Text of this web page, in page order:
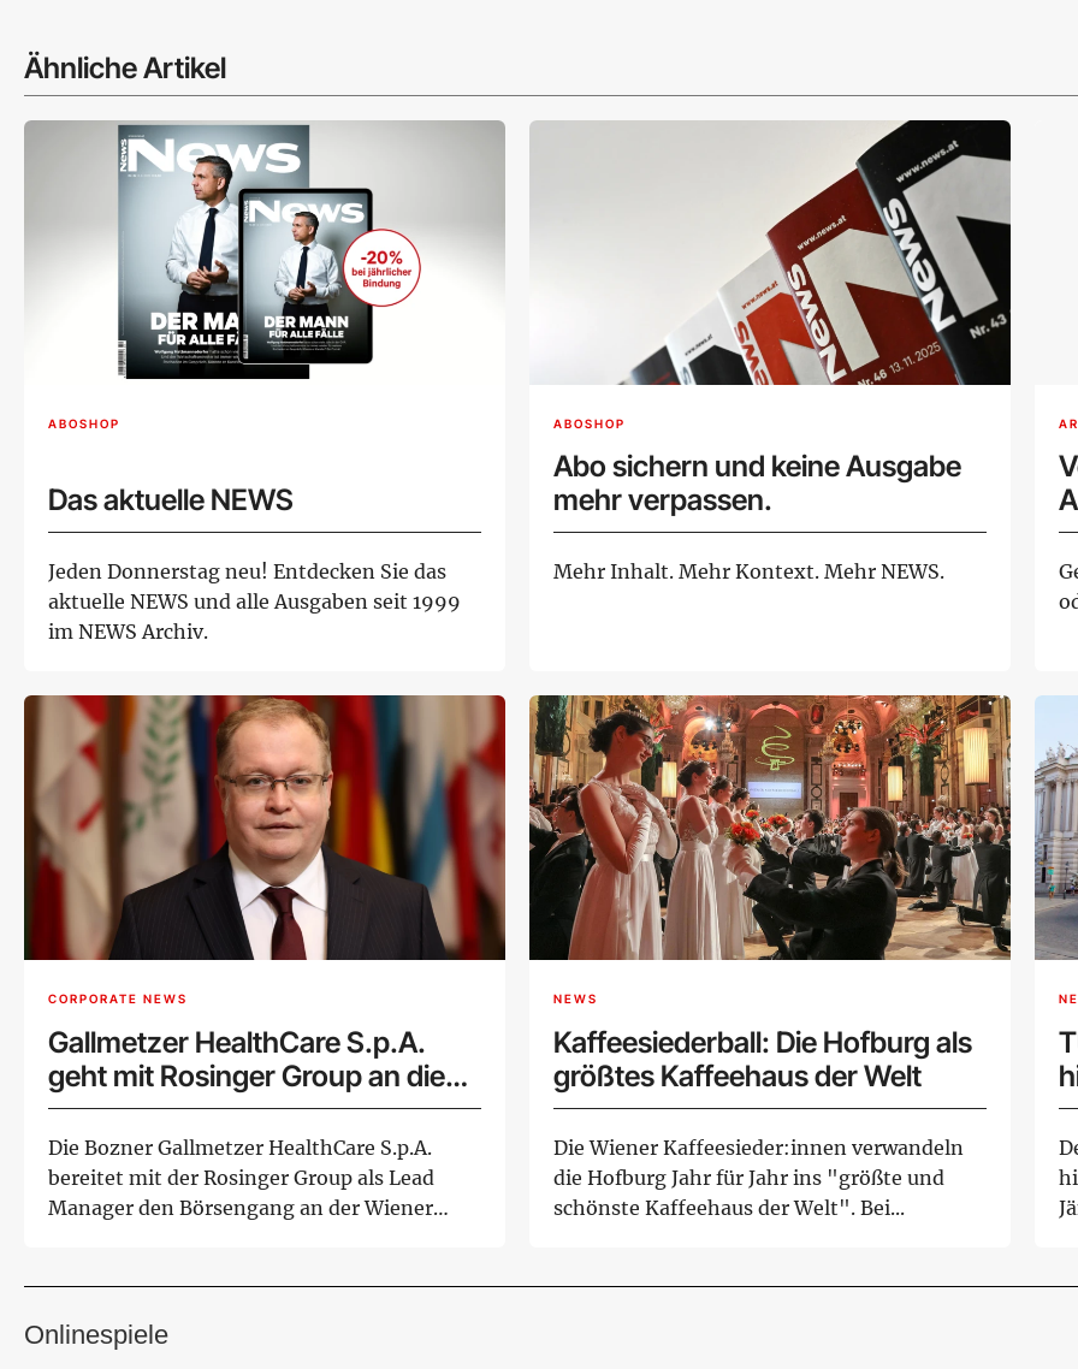
Ähnliche Artikel
ABOSHOP
Das aktuelle NEWS
Jeden Donnerstag neu! Entdecken Sie das
aktuelle NEWS und alle Ausgaben seit 1999
im NEWS Archiv.
ABOSHOP
Abo sichern und keine Ausgabe
mehr verpassen.
Mehr Inhalt. Mehr Kontext. Mehr NEWS.
CORPORATE NEWS
Gallmetzer HealthCare S.p.A.
geht mit Rosinger Group an die
Wiener Börse
Die Bozner Gallmetzer HealthCare S.p.A.
bereitet mit der Rosinger Group als Lead
Manager den Börsengang an der Wiener
NEWS
Kaffeesiederball: Die Hofburg als
größtes Kaffeehaus der Welt
Die Wiener Kaffeesieder:innen verwandeln
die Hofburg Jahr für Jahr ins "größte und
schönste Kaffeehaus der Welt". Bei...
Onlinespiele